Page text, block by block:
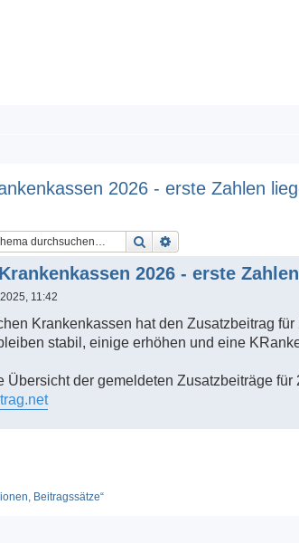
2026 - erste Zahlen
Suche
2026 - erste
11:42
Krankenkassen hat den Zusatzbeitrag
stabil, einige erhöhen und eine
Übersicht der gemeldeten Zusatzbeiträge für
Beitragssätze“